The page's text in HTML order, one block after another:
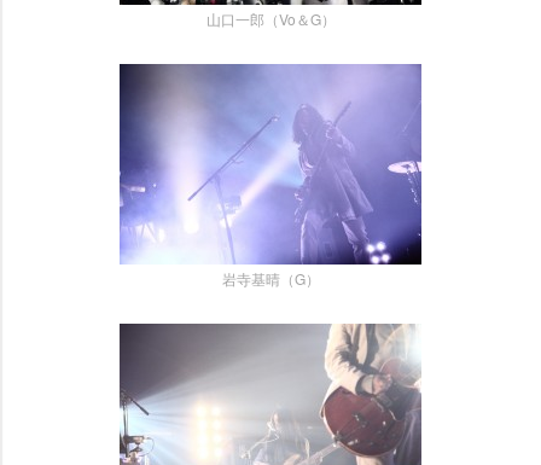
山口一郎（Vo＆G）
寺基晴（G）